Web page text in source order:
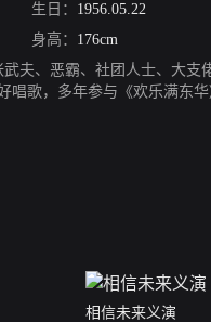
生日： 1956.05.22
身高： 176cm
夫、恶霸、社团人士、大支
唱歌，多年参与《欢乐满东
品有《龙的传人》、《我要
相信未来义演